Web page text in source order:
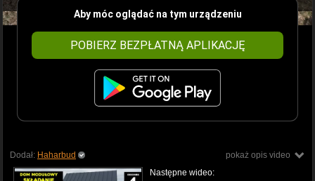
Aby móc oglądać na tym urządzeniu
POBIERZ BEZPŁATNĄ APLIKACJĘ
pokaż opis video
Dodał: Haharbud
Następne wideo: